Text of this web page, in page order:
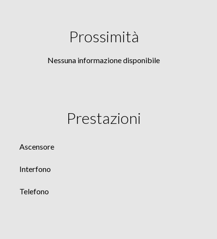
Prossimità
Nessuna informazione disponibile
Prestazioni
Ascensore
Interfono
Telefono